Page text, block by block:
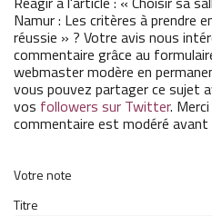
Namur : Les critères à prendre
réussie » ? Votre avis nous
commentaire grâce au
webmaster modère en
vous pouvez partager ce sujet
vos followers sur Twitter.
commentaire est modéré avant
Votre note
Titre